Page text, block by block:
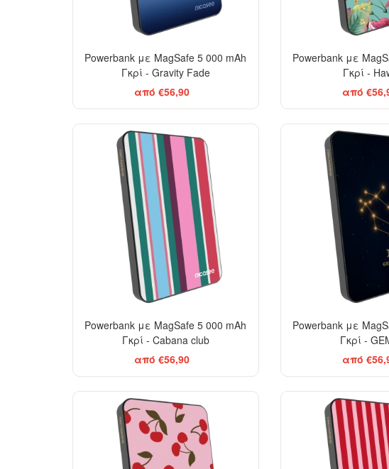
Powerbank με MagSafe 5 000 mAh
Γκρί - Gravity Fade
από €56,90
Powerbank με
Γκρί -
από
Powerbank με MagSafe 5 000 mAh
Γκρί - Cabana club
από €56,90
Powerbank με
Γκρί -
από